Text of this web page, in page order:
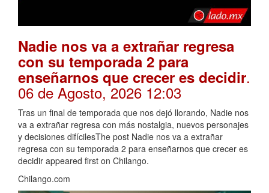
Nadie nos va a extrañar regresa
con su temporada 2 para
enseñarnos que crecer es decidir.
06 de Agosto, 2026 12:03
Tras un final de temporada que nos dejó llorando, Nadie nos
va a extrañar regresa con más nostalgia, nuevos personajes
y decisiones difícilesThe post Nadie nos va a extrañar
regresa con su temporada 2 para enseñarnos que crecer es
decidir appeared first on Chilango.
Chilango.com